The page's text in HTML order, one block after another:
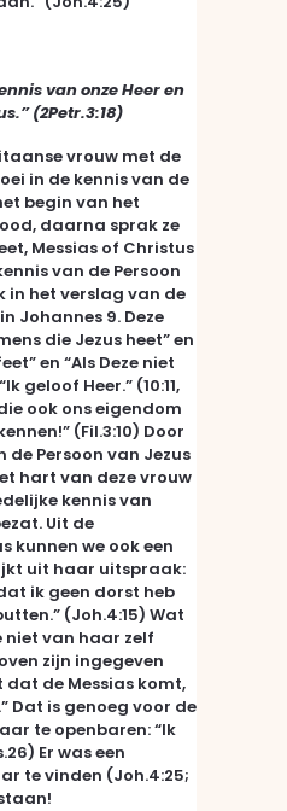
van onze Heer en
(2Petr.3:18)
vrouw met de
in de kennis van de
begin van het
daarna sprak ze
Messias of Christus
van de Persoon
in het verslag van de
Johannes 9. Deze
die Jezus heet” en
en “Als Deze niet
geloof Heer.” (10:11,
ook ons eigendom
(Fil.3:10) Door
Persoon van Jezus
hart van deze vrouw
kennis van
Uit de
kunnen we ook een
uit haar uitspraak:
ik geen dorst heb
(Joh.4:15) Wat
niet van haar zelf
zijn ingegeven
dat de Messias komt,
Dat is genoeg voor de
te openbaren: “Ik
Er was een
te vinden (Joh.4:25;